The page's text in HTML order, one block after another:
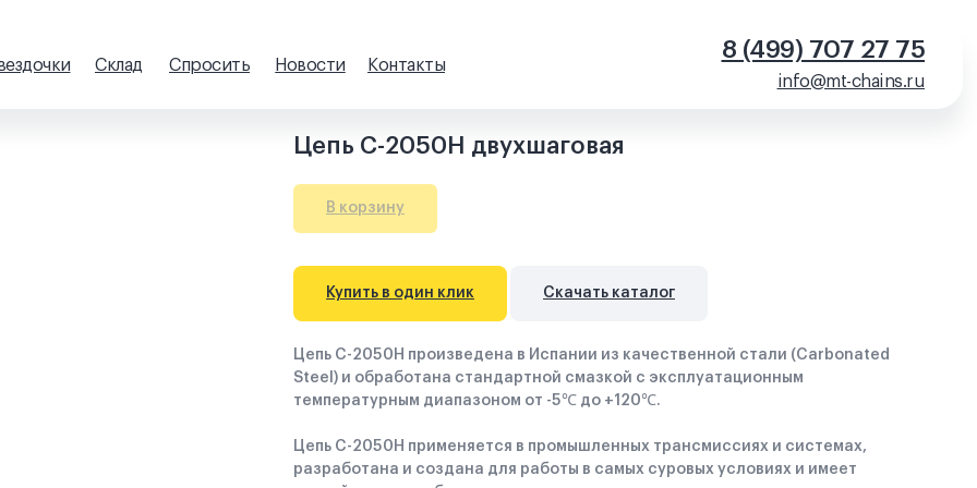
Склад
Новости
info@mt-chains.ru
Спросить
8 (499) 707 27 75
Контакты
Цепь C-2050Н двухшаговая
В корзину
Купить в один клик Скачать каталог
Цепь C-2050Н произведена в Испании из качественной стали (Carbonated
Steel) и обработана стандартной смазкой с эксплуатационным
температурным диапазоном от -5℃ до +120℃.
Цепь C-2050Н применяется в промышленных трансмиссиях и системах,
разработана и создана для работы в самых суровых условиях и имеет